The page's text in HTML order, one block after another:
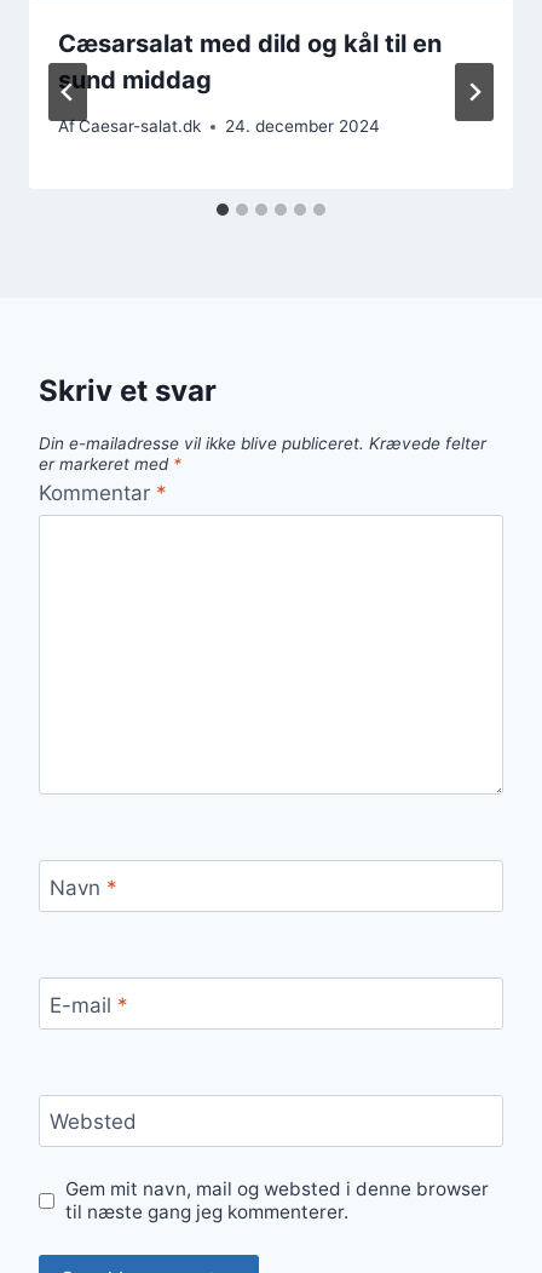
Cæsarsalat med dild og kål til en
sund middag
AfCaesar-salat.dk 24. december 2024
Skriv et svar
Din e-mailadresse vil ikke blive publiceret. Krævede felter
er markeret med *
Kommentar *
Navn *
E-mail *
Websted
Gem mit navn, mail og websted i denne browser
til næste gang jeg kommenterer.